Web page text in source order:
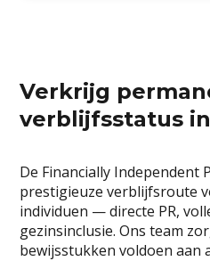
Verkrijg
verblijfsstatus
De Financially Independent
prestigieuze verblijfsroute
individuen — directe PR,
gezinsinclusie. Ons team
bewijsstukken voldoen aan